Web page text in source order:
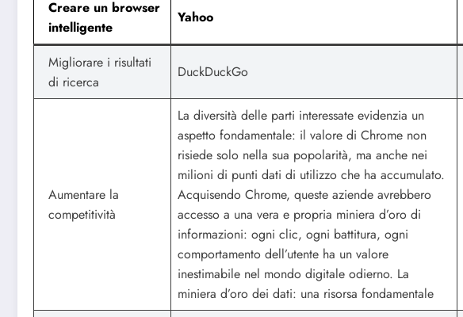
Creare un browser
intelligente
Yahoo
Migliorare i risultati
di ricerca
DuckDuckGo
Aumentare la
competitività
La diversità delle parti interessate evidenzia un
aspetto fondamentale: il valore di Chrome non
risiede solo nella sua popolarità, ma anche nei
milioni di punti dati di utilizzo che ha accumulato.
Acquisendo Chrome, queste aziende avrebbero
accesso a una vera e propria miniera d’oro di
informazioni: ogni clic, ogni battitura, ogni
comportamento dell’utente ha un valore
inestimabile nel mondo digitale odierno. La
miniera d’oro dei dati: una risorsa fondamentale